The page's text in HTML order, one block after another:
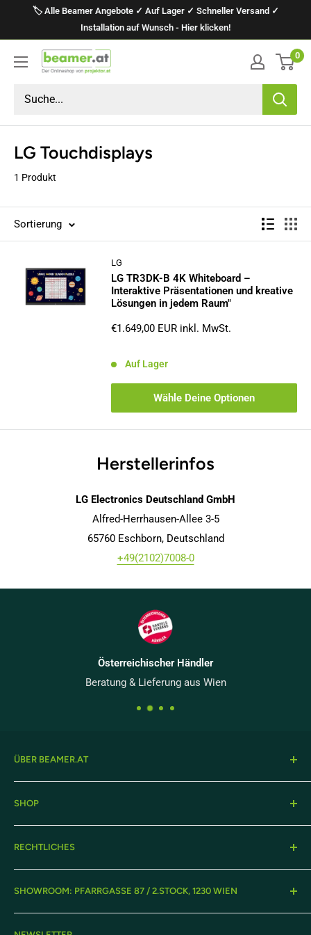
🏷️ Alle Beamer Angebote ✓ Auf Lager ✓ Schneller Versand ✓
Installation auf Wunsch - Hier klicken!
projektor.at
Präsentationstechnik
GmbH
0
LG Touchdisplays
1 Produkt
Sortierung
LG
LG TR3DK-B 4K Whiteboard –
Interaktive Präsentationen und kreative
Lösungen in jedem Raum"
Sonderpreis
€1.649,00 EUR inkl. MwSt.
Auf Lager
Wähle Deine Optionen
Herstellerinfos
LG Electronics Deutschland GmbH
Alfred-Herrhausen-Allee 3-5
65760 Eschborn, Deutschland
+49(2102)7008-0
Österreichischer Händler
Beratung & Lieferung aus Wien
ÜBER BEAMER.AT
– herstellerunabhängiger Partner für Projektionstechnik in
Österreich seit über 30 Jahren.
SHOP
Leinwände
Displays
Suche
Über Uns
RECHTLICHES
Lieferung & Montage
Versand & Retouren
SHOWROOM: PFARRGASSE 87 / 2.STOCK, 1230 WIEN